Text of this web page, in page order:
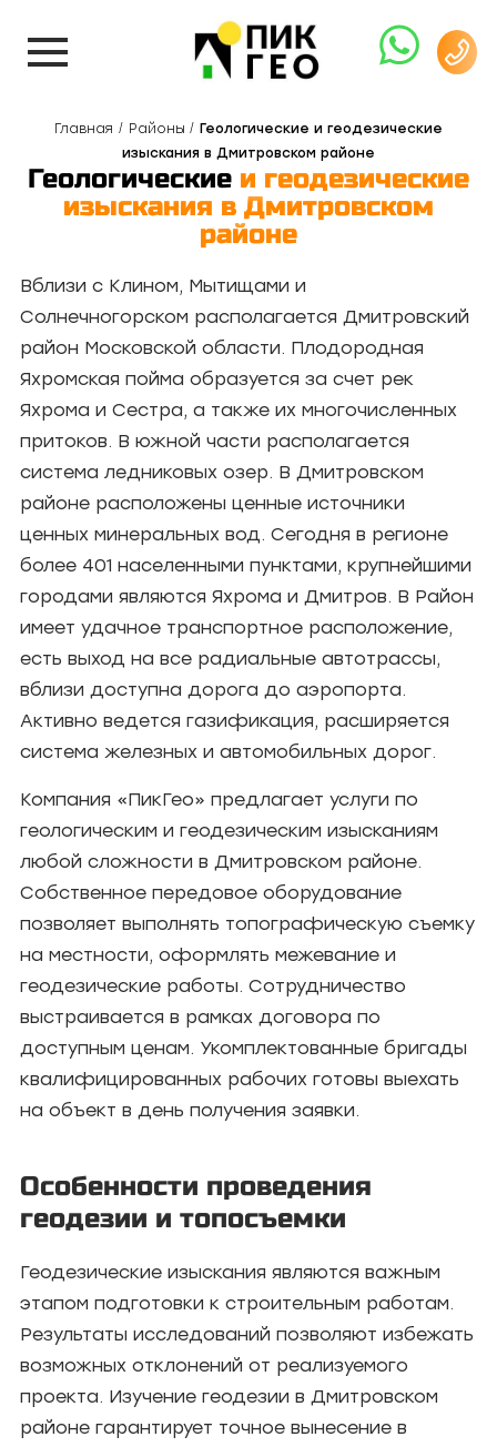
Главная Районы
Геологические и геодезические
изыскания в Дмитровском районе
Геологические и геодезические
изыскания в Дмитровском
районе
Вблизи с Клином, Мытищами и
Солнечногорском располагается Дмитровский
район Московской области. Плодородная
Яхромская пойма образуется за счет рек
Яхрома и Сестра, а также их многочисленных
притоков. В южной части располагается
система ледниковых озер. В Дмитровском
районе расположены ценные источники
ценных минеральных вод. Сегодня в регионе
более 401 населенными пунктами, крупнейшими
городами являются Яхрома и Дмитров. В Район
имеет удачное транспортное расположение,
есть выход на все радиальные автотрассы,
вблизи доступна дорога до аэропорта.
Активно ведется газификация, расширяется
система железных и автомобильных дорог.
Компания «ПикГео» предлагает услуги по
геологическим и геодезическим изысканиям
любой сложности в Дмитровском районе.
Собственное передовое оборудование
позволяет выполнять топографическую съемку
на местности, оформлять межевание и
геодезические работы. Сотрудничество
выстраивается в рамках договора по
доступным ценам. Укомплектованные бригады
квалифицированных рабочих готовы выехать
на объект в день получения заявки.
Особенности проведения
геодезии и топосъемки
Геодезические изыскания являются важным
этапом подготовки к строительным работам.
Результаты исследований позволяют избежать
возможных отклонений от реализуемого
проекта. Изучение геодезии в Дмитровском
районе гарантирует точное вынесение в